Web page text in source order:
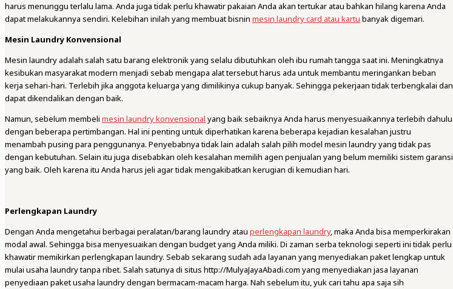
harus menunggu terlalu lama. Anda juga tidak perlu khawatir pakaian Anda akan tertukar atau bahkan hilang karena Anda
dapat melakukannya sendiri. Kelebihan inilah yang membuat bisnin mesin laundry card atau kartu banyak digemari.
Mesin Laundry Konvensional
Mesin laundry adalah salah satu barang elektronik yang selalu dibutuhkan oleh ibu rumah tangga saat ini. Meningkatnya
kesibukan masyarakat modern menjadi sebab mengapa alat tersebut harus ada untuk membantu meringankan beban
kerja sehari-hari. Terlebih jika anggota keluarga yang dimilikinya cukup banyak. Sehingga pekerjaan tidak terbengkalai dan
dapat dikendalikan dengan baik.
Namun, sebelum membeli mesin laundry konvensional yang baik sebaiknya Anda harus menyesuaikannya terlebih dahulu
dengan beberapa pertimbangan. Hal ini penting untuk diperhatikan karena beberapa kejadian kesalahan justru
menambah pusing para penggunanya. Penyebabnya tidak lain adalah salah pilih model mesin laundry yang tidak pas
dengan kebutuhan. Selain itu juga disebabkan oleh kesalahan memilih agen penjualan yang belum memiliki sistem garansi
yang baik. Oleh karena itu Anda harus jeli agar tidak mengakibatkan kerugian di kemudian hari.
Perlengkapan Laundry
Dengan Anda mengetahui berbagai peralatan/barang laundry atau perlengkapan laundry, maka Anda bisa memperkirakan
modal awal. Sehingga bisa menyesuaikan dengan budget yang Anda miliki. Di zaman serba teknologi seperti ini tidak perlu
khawatir memikirkan perlengkapan laundry. Sebab sekarang sudah ada layanan yang menyediakan paket lengkap untuk
mulai usaha laundry tanpa ribet. Salah satunya di situs http://MulyaJayaAbadi.com yang menyediakan jasa layanan
penyediaan paket usaha laundry dengan bermacam-macam harga. Nah sebelum itu, yuk cari tahu apa saja sih